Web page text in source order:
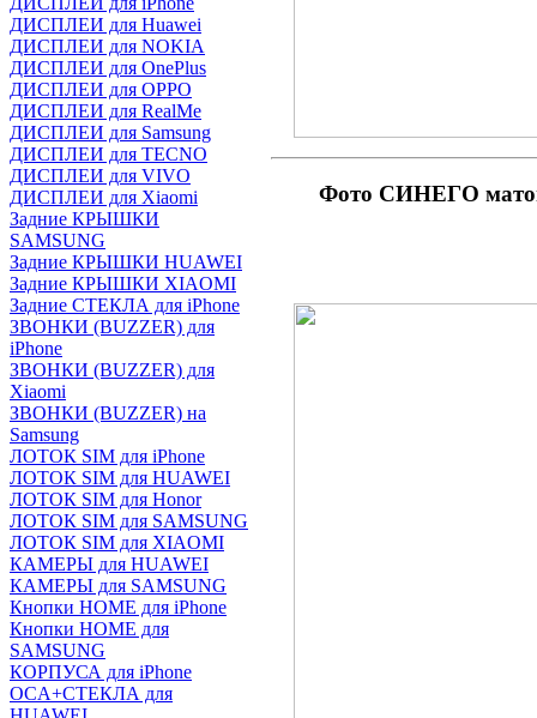
ДИСПЛЕИ для Huawei
ДИСПЛЕИ для NOKIA
ДИСПЛЕИ для OnePlus
ДИСПЛЕИ для OPPO
ДИСПЛЕИ для RealMe
ДИСПЛЕИ для Samsung
ДИСПЛЕИ для TECNO
ДИСПЛЕИ для VIVO
ДИСПЛЕИ для Xiaomi
Задние КРЫШКИ
SAMSUNG
Задние КРЫШКИ HUAWEI
Задние КРЫШКИ XIAOMI
Задние СТЕКЛА для iPhone
ЗВОНКИ (BUZZER) для
iPhone
ЗВОНКИ (BUZZER) для
Xiaomi
ЗВОНКИ (BUZZER) на
Samsung
ЛОТОК SIM для iPhone
ЛОТОК SIM для HUAWEI
ЛОТОК SIM для Honor
ЛОТОК SIM для SAMSUNG
ЛОТОК SIM для XIAOMI
КАМЕРЫ для HUAWEI
КАМЕРЫ для SAMSUNG
Кнопки HOME для iPhone
Кнопки HOME для
SAMSUNG
КОРПУСА для iPhone
OCA+СТЕКЛА для
Фото СИНЕГО